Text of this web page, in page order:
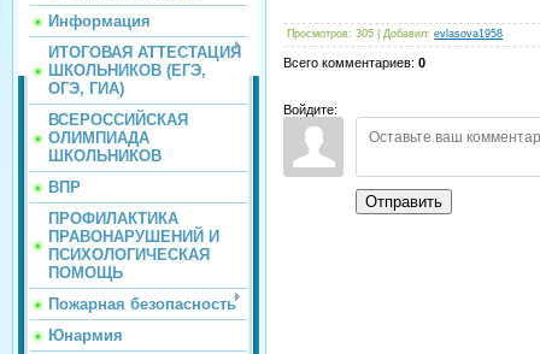
Информация
ИТОГОВАЯ АТТЕСТАЦИЯ
ШКОЛЬНИКОВ (ЕГЭ,
ОГЭ, ГИА)
ВСЕРОССИЙСКАЯ
ОЛИМПИАДА
ШКОЛЬНИКОВ
ВПР
ПРОФИЛАКТИКА
ПРАВОНАРУШЕНИЙ И
ПСИХОЛОГИЧЕСКАЯ
ПОМОЩЬ
Пожарная безопасность
Юнармия
Просмотров: 305 Добавил: evlasova1958
Всего комментариев: 0
Войдите:
Отправить